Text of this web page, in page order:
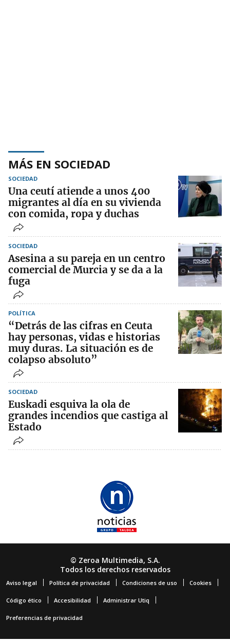
MÁS EN SOCIEDAD
SOCIEDAD
Una ceutí atiende a unos 400
migrantes al día en su vivienda
con comida, ropa y duchas
SOCIEDAD
Asesina a su pareja en un centro
comercial de Murcia y se da a la
fuga
POLÍTICA
“Detrás de las cifras en Ceuta
hay personas, vidas e historias
muy duras. La situación es de
colapso absoluto”
SOCIEDAD
Euskadi esquiva la ola de
grandes incendios que castiga al
Estado
© Zeroa Multimedia, S.A.
Todos los derechos reservados
Aviso legal Política de privacidad Condiciones de uso Cookies
Código ético Accesibilidad Administrar Utiq
Preferencias de privacidad